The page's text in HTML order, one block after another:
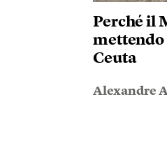
Perché il
mettendo
Ceuta
Alexandre